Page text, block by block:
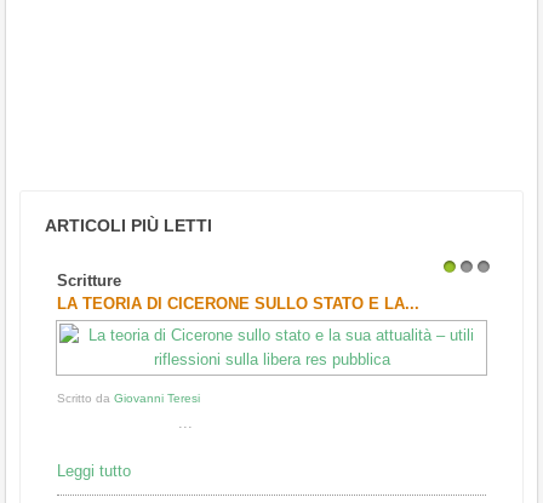
ARTICOLI PIÙ LETTI
Scritture
LA TEORIA DI CICERONE SULLO STATO E LA...
Scritto da Giovanni Teresi
...
Leggi tutto